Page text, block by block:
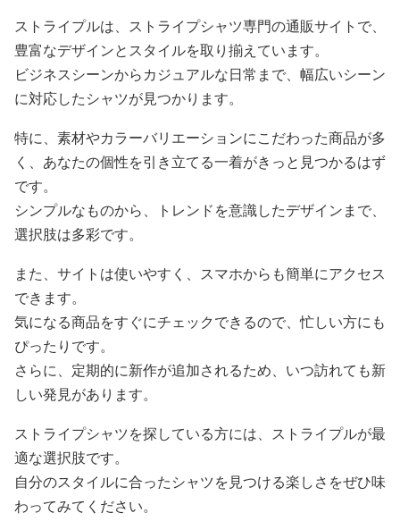
ストライプルは、ストライプシャツ専門の通販サイトで、
豊富なデザインとスタイルを取り揃えています。
ビジネスシーンからカジュアルな日常まで、幅広いシーン
に対応したシャツが見つかります。
特に、素材やカラーバリエーションにこだわった商品が多
く、あなたの個性を引き立てる一着がきっと見つかるはず
です。
シンプルなものから、トレンドを意識したデザインまで、
選択肢は多彩です。
また、サイトは使いやすく、スマホからも簡単にアクセス
できます。
気になる商品をすぐにチェックできるので、忙しい方にも
ぴったりです。
さらに、定期的に新作が追加されるため、いつ訪れても新
しい発見があります。
ストライプシャツを探している方には、ストライプルが最
適な選択肢です。
自分のスタイルに合ったシャツを見つける楽しさをぜひ味
わってみてください。